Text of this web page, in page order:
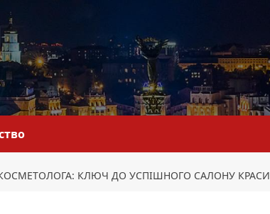
КЛЮЧ ДО УСПІШНОГО САЛОНУ КРАСИ